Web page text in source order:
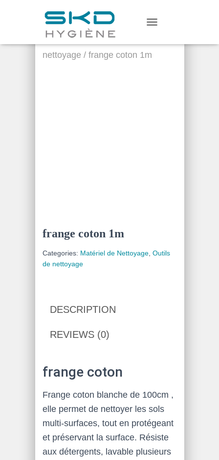
G
Home/Matériel de
Nettoyage /Outils de
nettoyage / frange coton 1m
frange coton 1m
Categories: Matériel de Nettoyage, Outils
de nettoyage
DESCRIPTION
REVIEWS (0)
frange coton
Frange coton blanche de 100cm ,
elle permet de nettoyer les sols
multi-surfaces, tout en protégeant
et préservant la surface. Résiste
aux détergents, lavable plusieurs